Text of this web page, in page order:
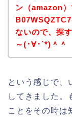
ン（amazon）
ないので、探
～(･∀･`*)＾＾
という感じで、
してきました
ことをその時は